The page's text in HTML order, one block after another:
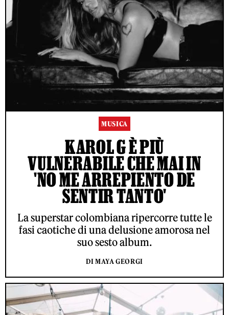
MUSICA
KAROL G È PIÙ
VULNERABILE CHE MAI IN
'NO ME ARREPIENTO DE
SENTIR TANTO'
La superstar colombiana ripercorre tutte le
fasi caotiche di una delusione amorosa nel
suo sesto album.
DI MAYA GEORGI